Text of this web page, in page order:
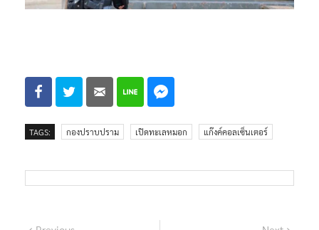
TAGS: กองปราบปราม เปิดทะเลหมอก แก๊งค์คอลเซ็นเตอร์